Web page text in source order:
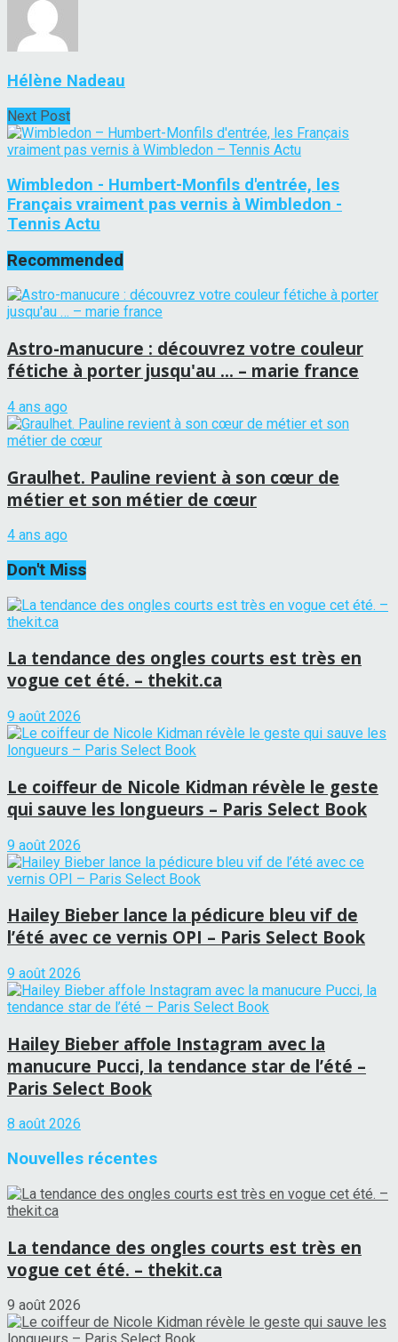
Hélène Nadeau
Next Post
Wimbledon - Humbert-Monfils d'entrée, les
Français vraiment pas vernis à Wimbledon -
Tennis Actu
Recommended
Astro-manucure : découvrez votre couleur
fétiche à porter jusqu'au … – marie france
4 ans ago
Graulhet. Pauline revient à son cœur de
métier et son métier de cœur
4 ans ago
Don't Miss
La tendance des ongles courts est très en
vogue cet été. – thekit.ca
9 août 2026
Le coiffeur de Nicole Kidman révèle le geste
qui sauve les longueurs – Paris Select Book
9 août 2026
Hailey Bieber lance la pédicure bleu vif de
l’été avec ce vernis OPI – Paris Select Book
9 août 2026
Hailey Bieber affole Instagram avec la
manucure Pucci, la tendance star de l’été –
Paris Select Book
8 août 2026
Nouvelles récentes
La tendance des ongles courts est très en
vogue cet été. – thekit.ca
9 août 2026